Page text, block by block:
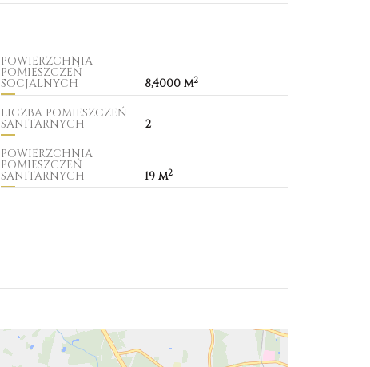
POWIERZCHNIA
POMIESZCZEŃ
SOCJALNYCH 8,4000 m2
LICZBA POMIESZCZEŃ
SANITARNYCH
2
POWIERZCHNIA
POMIESZCZEŃ
SANITARNYCH 19 m2